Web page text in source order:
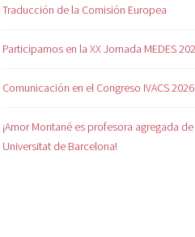
Traducción de la Comisión Europea
Participamos en la XX Jornada MEDES
Comunicación en el Congreso IVACS 2026
¡Amor Montané es profesora agregada de
Universitat de Barcelona!